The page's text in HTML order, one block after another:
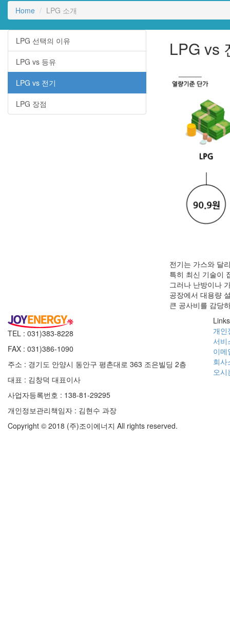
Home LPG 소개
LPG 선택의 이유
LPG vs 등유
LPG vs 전기
LPG 장점
LPG vs
전기는 가스와 달
특히 최신 기술이
그러나 난방이나
공장에서 대용량
큰 공사비를 감당
TEL : 031)383-8228
FAX : 031)386-1090
주소 : 경기도 안양시 동안구 평촌대로 363 조은빌딩 2층
대표 : 김창덕 대표이사
사업자등록번호 : 138-81-29295
개인정보관리책임자 : 김현수 과장
Links
개인
서비
이메
회사
오시
Copyright © 2018 (주)조이에너지 All rights reserved.